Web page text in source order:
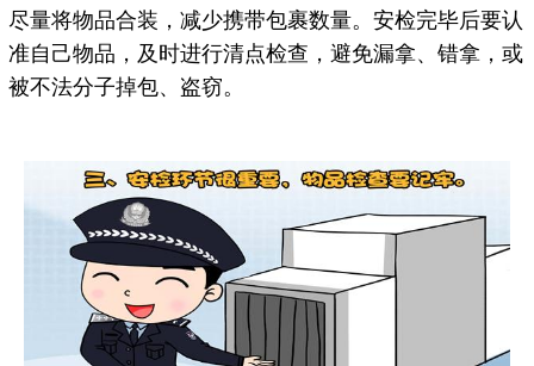
尽量将物品合装，减少携带包裹数量。安检完毕后要认
准自己物品，及时进行清点检查，避免漏拿、错拿，或
被不法分子掉包、盗窃。